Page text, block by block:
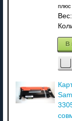
плюс
Вес:
В